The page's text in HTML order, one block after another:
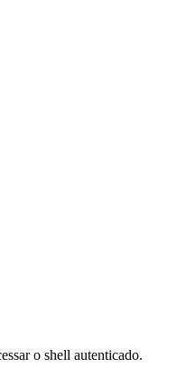
o shell autenticado.